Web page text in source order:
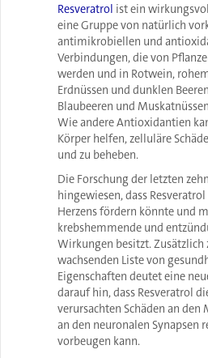
Resveratrol ist ein
eine Gruppe von natürlich
antimikrobiellen und
Verbindungen, die von
werden und in Rotwein,
Erdnüssen und dunklen
Blaubeeren und
Wie andere Antioxidantien
Körper helfen, zelluläre
und zu beheben.
Die Forschung der letzten
hingewiesen, dass
Herzens fördern könnte und
krebshemmende und
Wirkungen besitzt. Zusätzlich
wachsenden Liste von
Eigenschaften deutet eine
darauf hin, dass Resveratrol
verursachten Schäden an den
an den neuronalen Synapsen
vorbeugen kann.